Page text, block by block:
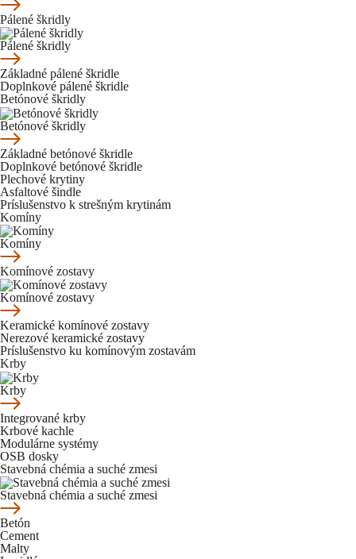
Pálené škridly
Pálené škridly
Základné pálené škridle
Doplnkové pálené škridle
Betónové škridly
Betónové škridly
Základné betónové škridle
Doplnkové betónové škridle
Plechové krytiny
Asfaltové šindle
Príslušenstvo k strešným krytinám
Komíny
Komíny
Komínové zostavy
Komínové zostavy
Keramické komínové zostavy
Nerezové keramické zostavy
Príslušenstvo ku komínovým zostavám
Krby
Krby
Integrované krby
Krbové kachle
Modulárne systémy
OSB dosky
Stavebná chémia a suché zmesi
Stavebná chémia a suché zmesi
Betón
Cement
Malty